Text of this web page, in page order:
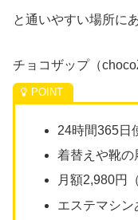
と通いやすい場所に
チョコザップ（
24時間365日
着替えや靴の
月額2,980円
エステマシン